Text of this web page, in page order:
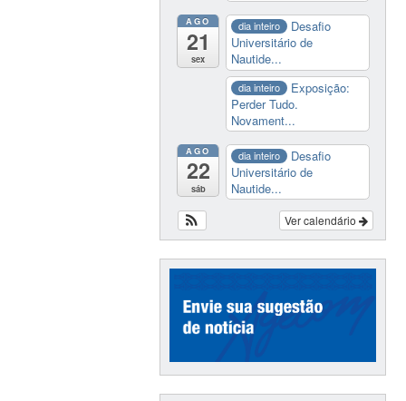
AGO
21
sex
dia inteiro
Desafio
Universitário de
Nautide...
dia inteiro
Exposição:
Perder Tudo.
Novament...
AGO
22
sáb
dia inteiro
Desafio
Universitário de
Nautide...
Ver calendário